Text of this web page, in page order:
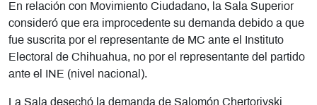
En relación con Movimiento Ciudadano, la Sala Superior
consideró que era improcedente su demanda debido a que
fue suscrita por el representante de MC ante el Instituto
Electoral de Chihuahua, no por el representante del partido
ante el INE (nivel nacional).
La Sala desechó la demanda de Salomón Chertorivski